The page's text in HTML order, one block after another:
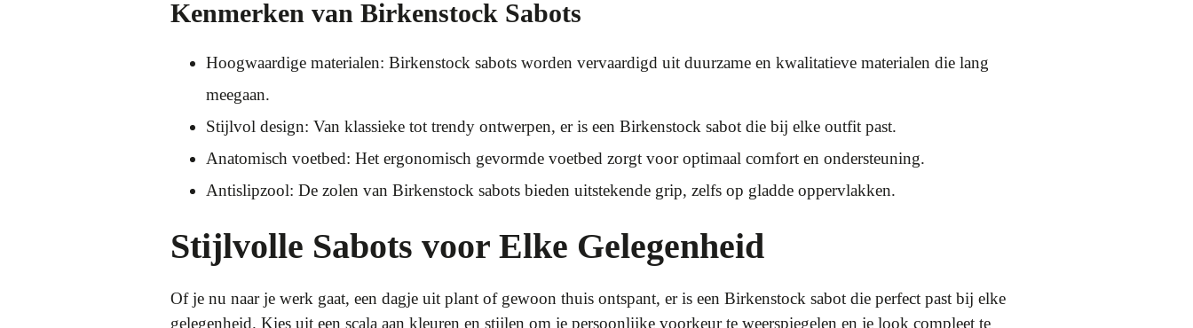
Kenmerken van Birkenstock Sabots
Hoogwaardige materialen: Birkenstock sabots worden vervaardigd uit duurzame en kwalitatieve materialen die lang
meegaan.
Stijlvol design: Van klassieke tot trendy ontwerpen, er is een Birkenstock sabot die bij elke outfit past.
Anatomisch voetbed: Het ergonomisch gevormde voetbed zorgt voor optimaal comfort en ondersteuning.
Antislipzool: De zolen van Birkenstock sabots bieden uitstekende grip, zelfs op gladde oppervlakken.
Stijlvolle Sabots voor Elke Gelegenheid
Of je nu naar je werk gaat, een dagje uit plant of gewoon thuis ontspant, er is een Birkenstock sabot die perfect past bij elke
gelegenheid. Kies uit een scala aan kleuren en stijlen om je persoonlijke voorkeur te weerspiegelen en je look compleet te